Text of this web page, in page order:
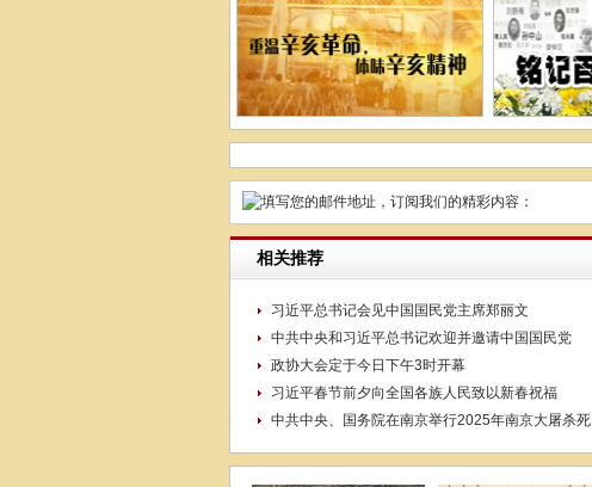
相关推荐
习近平总书记会见中国国民党主席郑丽文
中共中央和习近平总书记欢迎并邀请中国国民党
政协大会定于今日下午3时开幕
习近平春节前夕向全国各族人民致以新春祝福
中共中央、国务院在南京举行2025年南京大屠杀死